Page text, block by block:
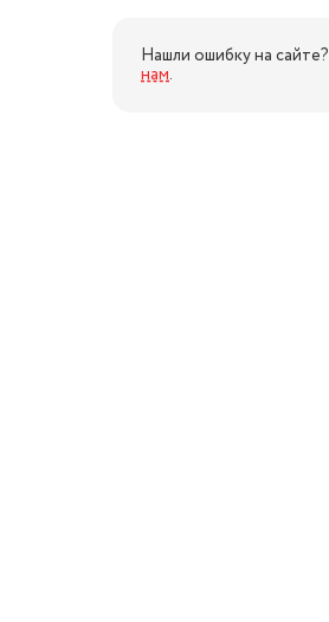
Нашли ошибку на сайте?
нам.